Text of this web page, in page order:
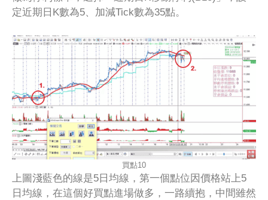
定近期日K數為5、加減Tick數為35點。
買點10
上圖淺藍色的線是5日均線，第一個點位因價格站上5
日均線，在這個好買點進場做多，一路續抱，中間雖然